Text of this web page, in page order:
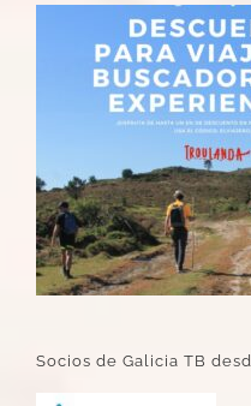
Socios de Galicia TB